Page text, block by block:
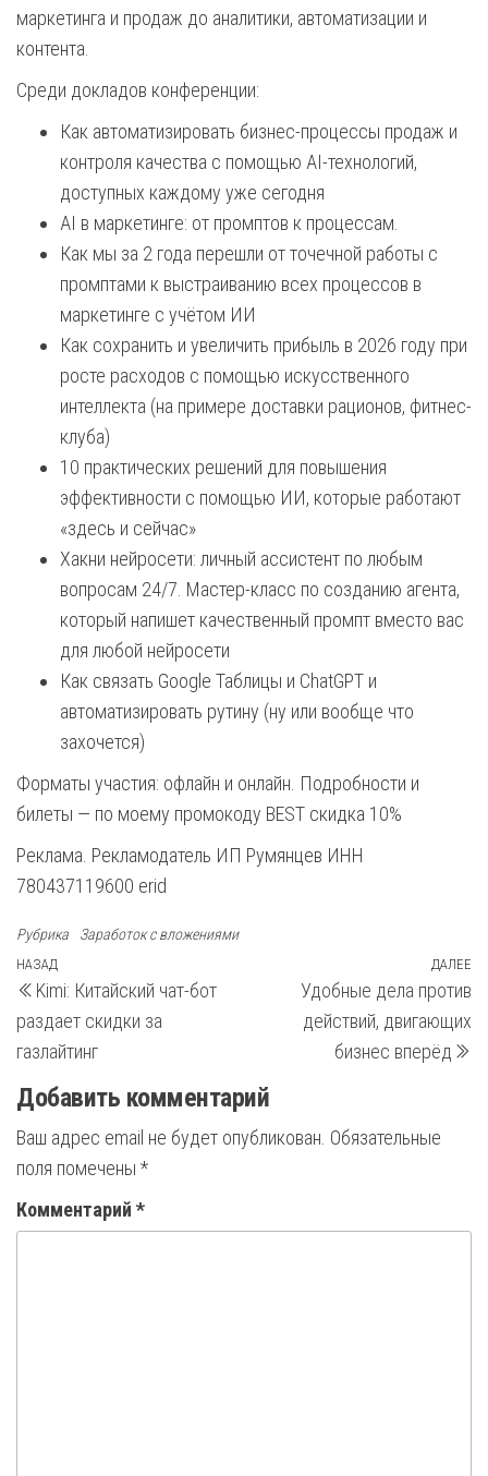
маркетинга и продаж до аналитики, автоматизации и
контента.
Среди докладов конференции:
Как автоматизировать бизнес-процессы продаж и
контроля качества с помощью AI-технологий,
доступных каждому уже сегодня
AI в маркетинге: от промптов к процессам.
Как мы за 2 года перешли от точечной работы с
промптами к выстраиванию всех процессов в
маркетинге с учётом ИИ
Как сохранить и увеличить прибыль в 2026 году при
росте расходов с помощью искусственного
интеллекта (на примере доставки рационов, фитнес-
клуба)
10 практических решений для повышения
эффективности с помощью ИИ, которые работают
«здесь и сейчас»
Хакни нейросети: личный ассистент по любым
вопросам 24/7. Мастер-класс по созданию агента,
который напишет качественный промпт вместо вас
для любой нейросети
Как связать Google Таблицы и ChatGPT и
автоматизировать рутину (ну или вообще что
захочется)
Форматы участия: офлайн и онлайн. Подробности и
билеты — по моему промокоду BEST скидка 10%
Реклама. Рекламодатель ИП Румянцев ИНН
780437119600 erid
Рубрика Заработок с вложениями
Навигация
по
записям
Предыдущая
запись
НАЗАД
Kimi: Китайский чат-бот
раздает скидки за
газлайтинг
ДАЛЕЕ
Удобные дела против
действий, двигающих
бизнес вперёд
Добавить комментарий
Ваш адрес email не будет опубликован. Обязательные
поля помечены *
Комментарий *